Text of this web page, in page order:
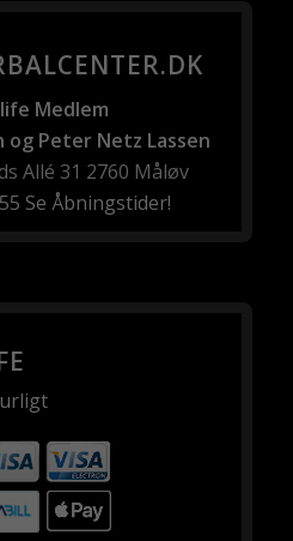
Medlem
og Peter Netz Lassen
Allé 31 2760 Måløv
Se Åbningstider!